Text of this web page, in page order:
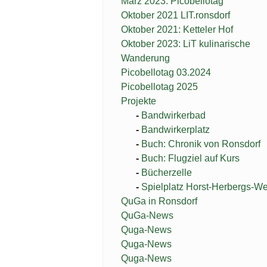
Oktober 2021 LIT.ronsdorf
Oktober 2021: Ketteler Hof
Oktober 2023: LiT kulinarische
Wanderung
Picobellotag 03.2024
Picobellotag 2025
Projekte
Bandwirkerbad
Bandwirkerplatz
Buch: Chronik von Ronsdorf
Buch: Flugziel auf Kurs
Bücherzelle
Spielplatz Horst-Herbergs-
QuGa in Ronsdorf
QuGa-News
Quga-News
Quga-News
Quga-News